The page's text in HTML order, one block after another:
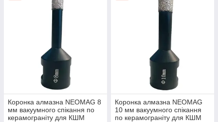
Коронка алмазна NEOMAG 8
мм вакуумного спікання по
керамограніту для КШМ
Коронка алмазна NEOMAG
10 мм вакуумного спікання
по керамограніту для КШМ